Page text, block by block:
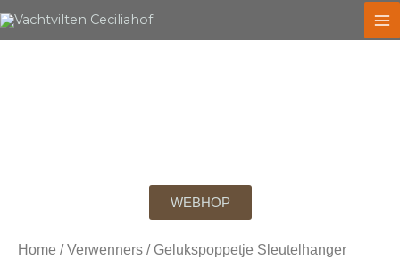
Ga
naar
WEBHOP
Home /Verwenners / Gelukspoppetje Sleutelhanger